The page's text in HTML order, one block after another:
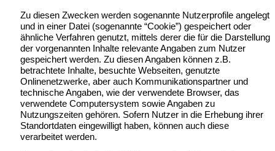
Zu diesen Zwecken werden sogenannte Nutzerprofile angelegt
und in einer Datei (sogenannte “Cookie”) gespeichert oder
ähnliche Verfahren genutzt, mittels derer die für die Darstellung
der vorgenannten Inhalte relevante Angaben zum Nutzer
gespeichert werden. Zu diesen Angaben können z.B.
betrachtete Inhalte, besuchte Webseiten, genutzte
Onlinenetzwerke, aber auch Kommunikationspartner und
technische Angaben, wie der verwendete Browser, das
verwendete Computersystem sowie Angaben zu
Nutzungszeiten gehören. Sofern Nutzer in die Erhebung ihrer
Standortdaten eingewilligt haben, können auch diese
verarbeitet werden.